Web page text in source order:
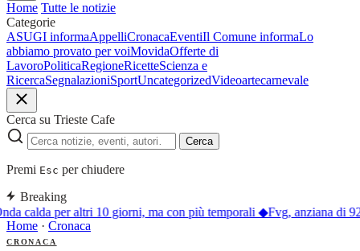
Home Tutte le notizie
Categorie
ASUGI informaAppelliCronacaEventiIl Comune informaLo
abbiamo provato per voiMovidaOfferte di
LavoroPoliticaRegioneRicetteScienza e
RicercaSegnalazioniSportUncategorizedVideoartecarnevale
Cerca su Trieste Cafe
Cerca
Premi Esc per chiudere
Breaking
calda per altri 10 giorni, ma con più temporali ◆Fvg, anziana di
Home · Cronaca
CRONACA